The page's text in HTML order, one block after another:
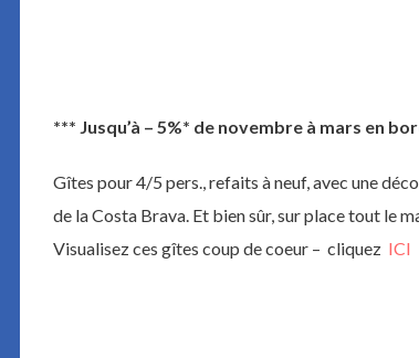
*** Jusqu’à – 5%* de novembre à mars en
Gîtes pour 4/5 pers., refaits à neuf, avec une
de la Costa Brava. Et bien sûr, sur place tout le
Visualisez ces gîtes coup de coeur – cliquez ICI